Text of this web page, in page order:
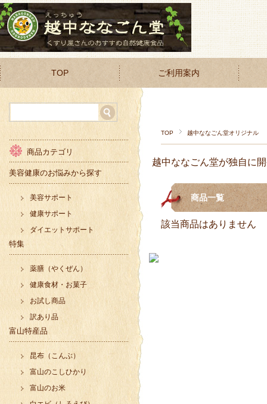
TOP ご利用案内
TOP 越中ななごん堂オリジナル
越中ななごん堂が独自に
商品一覧
該当商品はありません
商品カテゴリ
美容健康のお悩みから探す
美容サポート
健康サポート
ダイエットサポート
特集
薬膳（やくぜん）
健康食材・お菓子
お試し商品
訳あり品
富山特産品
昆布（こんぶ）
富山のこしひかり
富山のお米